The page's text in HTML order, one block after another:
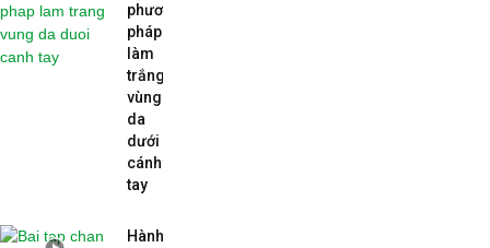
phương
pháp
làm
trắng
vùng
da
dưới
cánh
tay
Hành